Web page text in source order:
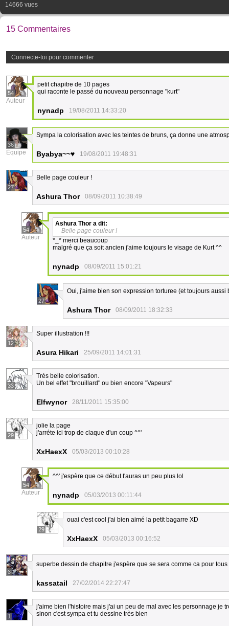
14666 vues
15 Commentaires
Connecte-toi pour commenter
54
Auteur
petit chapitre de 10 pages
qui raconte le passé du nouveau personnage "kurt"
nynadp 19/08/2011 14:33:20
36
Équipe
Sympa la colorisation avec les teintes de bruns, ça donne une
Byabya~~♥ 19/08/2011 19:48:31
27
Belle page couleur !
Ashura Thor 08/09/2011 10:38:49
54
Auteur
Ashura Thor a dit:
Belle page couleur !
*_* merci beaucoup
malgré que ça soit ancien j'aime toujours le visage de Kurt ^^
nynadp 08/09/2011 15:01:21
27
Oui, j'aime bien son expression torturee (et toujours aussi
Ashura Thor 08/09/2011 18:32:33
12
Super illustration !!!
Asura Hikari 25/09/2011 14:01:31
33
Très belle colorisation.
Un bel effet "brouillard" ou bien encore "Vapeurs"
Elfwynor 28/11/2011 15:35:00
29
jolie la page
j'arréte ici trop de claque d'un coup ^^'
XxHaexX 05/03/2013 00:10:28
54
Auteur
^^' j'espère que ce début t'auras un peu plus lol
nynadp 05/03/2013 00:11:44
29
ouai c'est cool j'ai bien aimé la petit bagarre XD
XxHaexX 05/03/2013 00:16:52
3
superbe dessin de chapitre j'espère que se sera comme ca pour
kassatail 27/02/2014 22:27:47
1
j'aime bien l'histoire mais j'ai un peu de mal avec les personnage je
sinon c'est sympa et tu dessine très bien